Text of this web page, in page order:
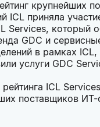
крупнейших
ICL приняла
Services, который
GDC и
в рамках ICL,
услуги GDC
ICL
поставщиков